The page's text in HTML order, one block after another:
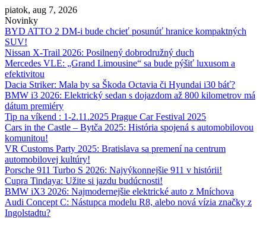
Skip
to
content
piatok, aug 7, 2026
Novinky
BYD ATTO 2 DM-i bude chcieť posunúť hranice kompaktných
SUV!
Nissan X‑Trail 2026: Posilnený dobrodružný duch
Mercedes VLE: „Grand Limousine“ sa bude pýšiť luxusom a
efektivitou
Dacia Striker: Mala by sa Škoda Octavia či Hyundai i30 báť?
BMW i3 2026: Elektrický sedan s dojazdom až 800 kilometrov má
dátum premiéry
Tip na víkend : 1-2.11.2025 Prague Car Festival 2025
Cars in the Castle – Bytča 2025: História spojená s automobilovou
komunitou!
VR Customs Party 2025: Bratislava sa premení na centrum
automobilovej kultúry!
Porsche 911 Turbo S 2026: Najvýkonnejšie 911 v histórii!
Cupra Tindaya: Užite si jazdu budúcnosti!
BMW iX3 2026: Najmodernejšie elektrické auto z Mníchova
Audi Concept C: Nástupca modelu R8, alebo nová vízia značky z
Ingolstadtu?